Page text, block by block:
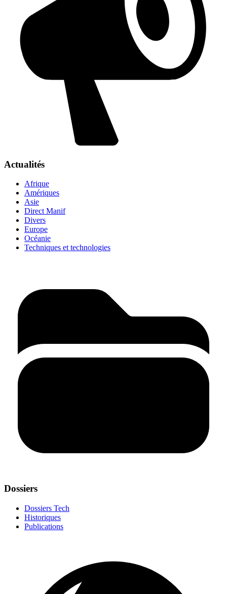
Actualités
Afrique
Amériques
Asie
Direct Manif
Divers
Europe
Océanie
Techniques et technologies
Dossiers
Dossiers Tech
Historiques
Publications